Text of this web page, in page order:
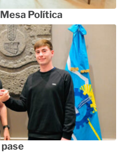
Política